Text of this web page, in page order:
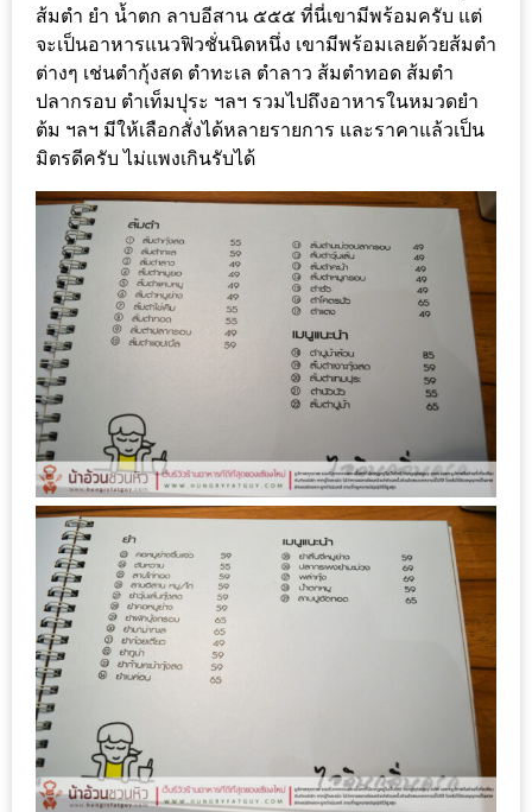
:
ทำไม
เรา
ไม่
ทำ
อาหาร
ทาน
เอง?
SHOP
รีวิว
ร้าน
อาหาร
ที่
เข้า
ชม
มาก
ที่สุด
ปี
2557
ส้มตำ ยำ น้ำตก ลาบอีสาน ๕๕๕ ที่นี่เขามีพร้อมครับ แต่
จะเป็นอาหารแนวฟิวชั่นนิดหนึ่ง เขามีพร้อมเลยด้วยส้มตำ
ต่างๆ เช่นตำกุ้งสด ตำทะเล ตำลาว ส้มตำทอด ส้มตำ
ปลากรอบ ตำเท็มปุระ ฯลฯ รวมไปถึงอาหารในหมวดยำ
ต้ม ฯลฯ มีให้เลือกสั่งได้หลายรายการ และราคาแล้วเป็น
มิตรดีครับ ไม่แพงเกินรับได้